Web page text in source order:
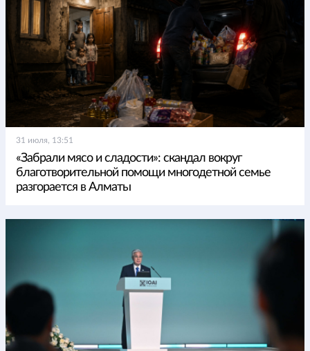
31 июля, 13:51
«Забрали мясо и сладости»: скандал вокруг
благотворительной помощи многодетной семье
разгорается в Алматы